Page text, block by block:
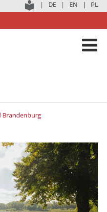
| DE | EN | PL
Brandenburg